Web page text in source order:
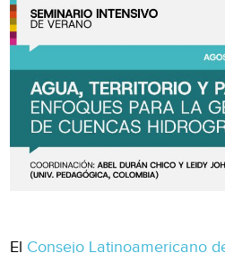
El Consejo Latinoamericano